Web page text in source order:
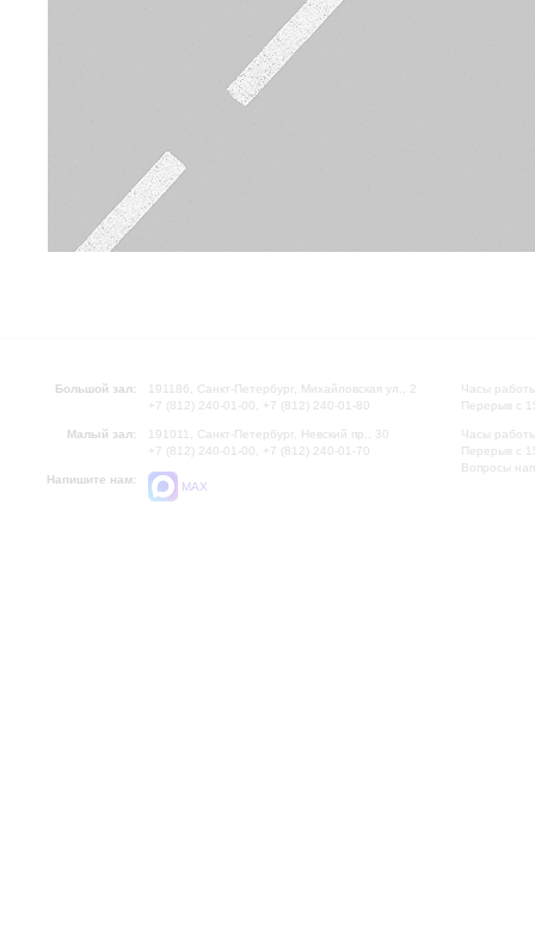
Большой зал:
191186, Санкт-Петербург, Михайловская ул., 2
+7 (812) 240-01-00, +7 (812) 240-01-80
Малый зал:
191011, Санкт-Петербург, Невский пр., 30
+7 (812) 240-01-00, +7 (812) 240-01-70
Напишите нам:
MAX
Часы
Перерыв с
Часы
Перерыв с
Вопросы